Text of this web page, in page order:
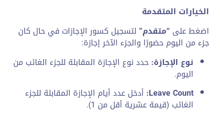
الخيارات المتقدمة
اضغط على “متقدم”لتسجيل كسورالإجازات في حال كان
جزء من اليومحضورًا والجزء الآخر إجازة:
نوع الإجازة:حدد نوع الإجازة المقابلة للجزء الغائب من
اليوم.
Leave Count: أدخل عددأيام الإجازة المقابلة للجزء
الغائب (قيمة عشرية أقل من 1).